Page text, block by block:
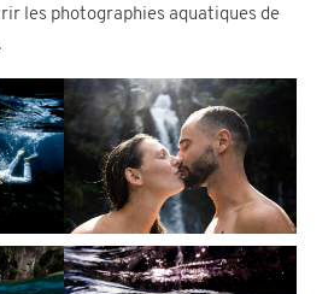
les photographies aquatiques de